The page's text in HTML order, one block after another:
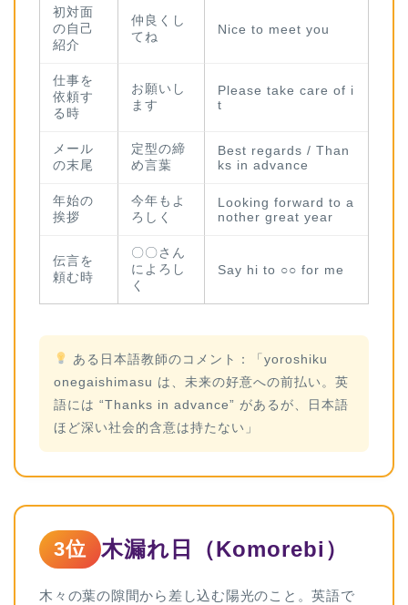
初対面
の自己
紹介
仲良くし
てね
Nice to meet you
仕事を
依頼す
る時
お願いし
ます
Please take care of i
t
メール
の末尾
定型の締
め言葉
Best regards / Than
ks in advance
年始の
挨拶
今年もよ
ろしく
Looking forward to a
nother great year
伝言を
頼む時
〇〇さん
によろし
く
Say hi to ○○ for me
ある日本語教師のコメント：「yoroshiku
onegaishimasu は、未来の好意への前払い。英
語には “Thanks in advance” があるが、日本語
ほど深い社会的含意は持たない」
3位 木漏れ日（Komorebi）
木々の葉の隙間から差し込む陽光のこと。英語で